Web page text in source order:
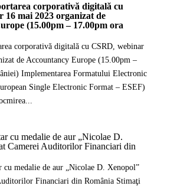
corporativă digitală cu
16 mai 2023 organizat de
(15.00pm – 17.00pm ora
corporativă digitală cu CSRD, webinar
de Accountancy Europe (15.00pm –
Implementarea Formatului Electronic
Single Electronic Format – ESEF)
cu medalie de aur „Nicolae D.
Camerei Auditorilor Financiari din
medalie de aur „Nicolae D. Xenopol”
Financiari din România Stimaţi